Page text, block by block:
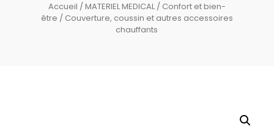
Accueil /MATERIEL MEDICAL/ Confort et bien-
être / Couverture, coussin et autres accessoires
chauffants